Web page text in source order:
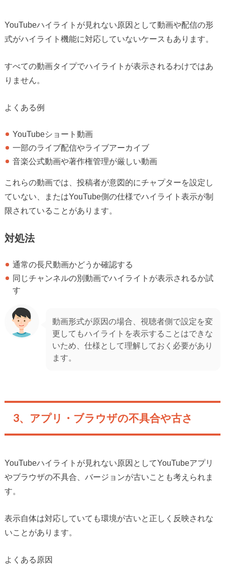
YouTubeハイライトが見れない原因として動画や配信の形
式がハイライト機能に対応していないケースもあります。
すべての動画タイプでハイライトが表示されるわけではあ
りません。
よくある例
YouTubeショート動画
一部のライブ配信やライブアーカイブ
音楽公式動画や著作権管理が厳しい動画
これらの動画では、投稿者が意図的にチャプターを設定し
ていない、またはYouTube側の仕様でハイライト表示が制
限されていることがあります。
対処法
通常の長尺動画かどうか確認する
同じチャンネルの別動画でハイライトが表示されるか試
す
動画形式が原因の場合、視聴者側で設定を変
更してもハイライトを表示することはできな
いため、仕様として理解しておく必要があり
ます。
3、アプリ・ブラウザの不具合や古さ
YouTubeハイライトが見れない原因としてYouTubeアプリ
やブラウザの不具合、バージョンが古いことも考えられま
す。
表示自体は対応していても環境が古いと正しく反映されな
いことがあります。
よくある原因